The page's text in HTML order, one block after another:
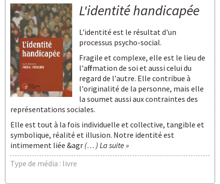
L'identité handicapée
L'identité est le résultat d'un
processus psycho-social.
Fragile et complexe, elle est le lieu de
l'affirmation de soi et aussi celui du
regard de l'autre. Elle contribue à
l'originalité de la personne, mais elle
la soumet aussi aux contraintes des
représentations sociales.
Elle est tout à la fois individuelle et collective, tangible et
symbolique, réalité et illusion. Notre identité est
intimement liée &agr (… ) La suite »
Type de média : livre